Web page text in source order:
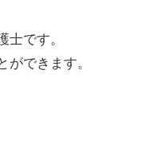
です。
できます。